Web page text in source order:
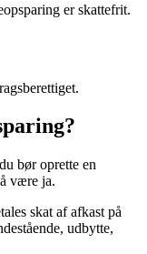
er skattefrit.
bør oprette en
være ja.
skat af afkast på
udbytte,